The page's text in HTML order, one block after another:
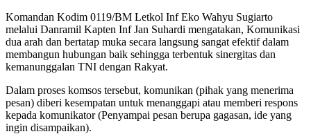
Komandan Kodim 0119/BM Letkol Inf Eko Wahyu Sugiarto
melalui Danramil Kapten Inf Jan Suhardi mengatakan, Komunikasi
dua arah dan bertatap muka secara langsung sangat efektif dalam
membangun hubungan baik sehingga terbentuk sinergitas dan
kemanunggalan TNI dengan Rakyat.
Dalam proses komsos tersebut, komunikan (pihak yang menerima
pesan) diberi kesempatan untuk menanggapi atau memberi respons
kepada komunikator (Penyampai pesan berupa gagasan, ide yang
ingin disampaikan).